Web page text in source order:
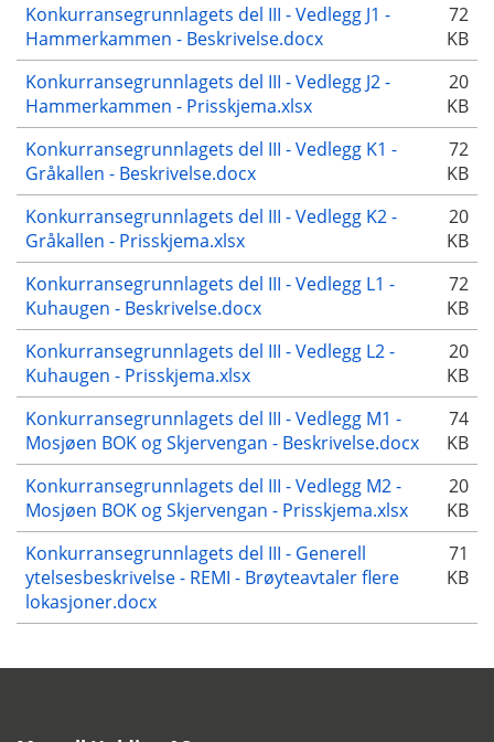
Konkurransegrunnlagets del III - Vedlegg J1 -
Hammerkammen - Beskrivelse.docx
72
KB
Konkurransegrunnlagets del III - Vedlegg J2 -
Hammerkammen - Prisskjema.xlsx
20
KB
Konkurransegrunnlagets del III - Vedlegg K1 -
Gråkallen - Beskrivelse.docx
72
KB
Konkurransegrunnlagets del III - Vedlegg K2 -
Gråkallen - Prisskjema.xlsx
20
KB
Konkurransegrunnlagets del III - Vedlegg L1 -
Kuhaugen - Beskrivelse.docx
72
KB
Konkurransegrunnlagets del III - Vedlegg L2 -
Kuhaugen - Prisskjema.xlsx
20
KB
Konkurransegrunnlagets del III - Vedlegg M1 -
Mosjøen BOK og Skjervengan - Beskrivelse.docx
74
KB
Konkurransegrunnlagets del III - Vedlegg M2 -
Mosjøen BOK og Skjervengan - Prisskjema.xlsx
20
KB
Konkurransegrunnlagets del III - Generell
ytelsesbeskrivelse - REMI - Brøyteavtaler flere
lokasjoner.docx
71
KB